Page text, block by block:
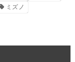
ミズノ